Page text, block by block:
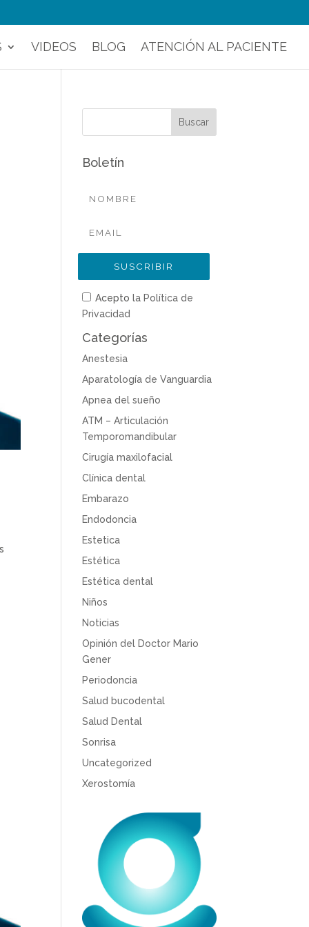
VIDEOS BLOG ATENCIÓN AL PACIENTE
Boletín
Acepto la Política de
Privacidad
Categorías
Anestesia
Aparatología de Vanguardia
Apnea del sueño
ATM – Articulación
Temporomandibular
Cirugía maxilofacial
Clínica dental
Embarazo
Endodoncia
Estetica
Estética
Estética dental
Niños
Noticias
Opinión del Doctor Mario
Gener
Periodoncia
Salud bucodental
Salud Dental
Sonrisa
Uncategorized
Xerostomía